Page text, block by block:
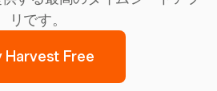
リです。
Harvest Free